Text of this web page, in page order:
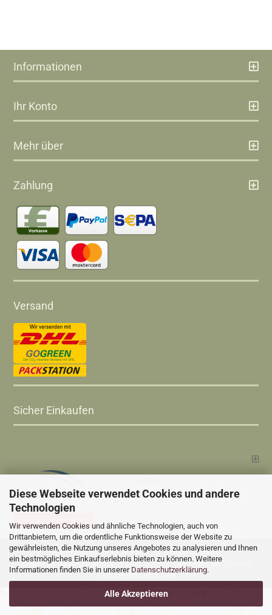
Diese Webseite verwendet Cookies und andere
Technologien
Wir verwenden Cookies und ähnliche Technologien, auch von
Drittanbietern, um die ordentliche Funktionsweise der Website zu
gewährleisten, die Nutzung unseres Angebotes zu analysieren und Ihnen
ein bestmögliches Einkaufserlebnis bieten zu können. Weitere
Informationen finden Sie in unserer Datenschutzerklärung.
Alle Akzeptieren
Informationen
Ihr Konto
Mehr über
Zahlung
Versand
Sicher Einkaufen
Alle Preise sind inkl. MwSt., zzgl.Versandkosten
Online Shopby Gambio.de © 2025 Gambio Templates bei
Cookie Einstellungen